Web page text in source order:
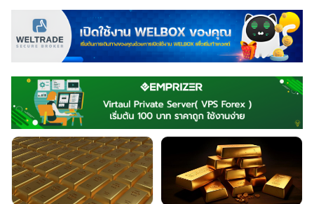
สำหรับ:
ข่าวฟอเร็กซ์และสกุลเงิน คริปโตเคอร์เรนซี
ฟรีซิกแนล รายวัน
บทวิเคราะห์
เศรษฐกิจทั่วไป ดัชนี-หุ้น
พันธบัตร
กองทุน Forex
ฟรี EA